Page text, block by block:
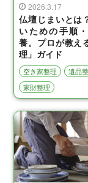
2026.3.17
仏壇じまいとは
いための手順
養。プロが教え
理」ガイド
空き家整理
遺品
家財整理